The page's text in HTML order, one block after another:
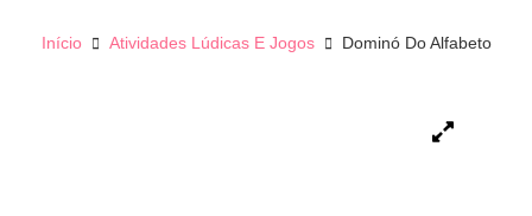
Início Atividades Lúdicas E Jogos Dominó Do Alfabeto